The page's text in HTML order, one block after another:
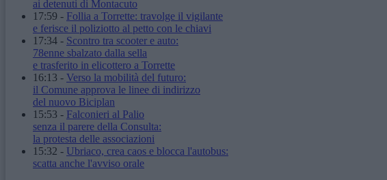
ai detenuti di Montacuto
17:59 - Follia a Torrette: travolge il vigilante
e ferisce il poliziotto al petto con le chiavi
17:34 - Scontro tra scooter e auto:
78enne sbalzato dalla sella
e trasferito in elicottero a Torrette
16:13 - Verso la mobilità del futuro:
il Comune approva le linee di indirizzo
del nuovo Biciplan
15:53 - Falconieri al Palio
senza il parere della Consulta:
la protesta delle associazioni
15:32 - Ubriaco, crea caos e blocca l'autobus:
scatta anche l'avviso orale